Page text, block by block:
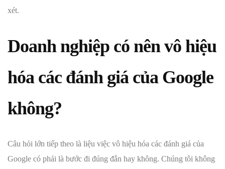
xét.
Doanh nghiệp có nên vô hiệu
hóa các đánh giá của Google
không?
Câu hỏi lớn tiếp theo là liệu việc vô hiệu hóa các đánh giá của
Google có phải là bước đi đúng đắn hay không. Chúng tôi không